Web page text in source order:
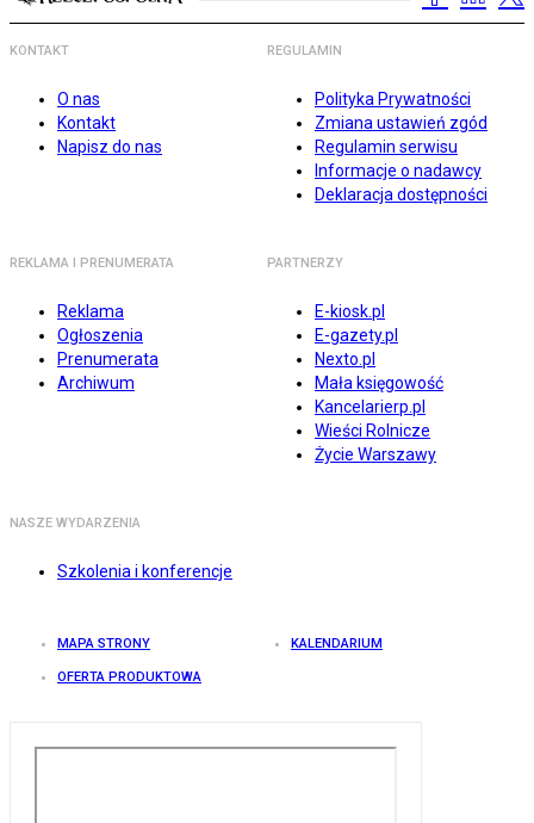
KONTAKT
O nas
Kontakt
Napisz do nas
REGULAMIN
Polityka Prywatności
Zmiana ustawień zgód
Regulamin serwisu
Informacje o nadawcy
Deklaracja dostępności
REKLAMA I PRENUMERATA
Reklama
Ogłoszenia
Prenumerata
Archiwum
PARTNERZY
E-kiosk.pl
E-gazety.pl
Nexto.pl
Mała księgowość
Kancelarierp.pl
Wieści Rolnicze
Życie Warszawy
NASZE WYDARZENIA
Szkolenia i konferencje
MAPA STRONY KALENDARIUM
OFERTA PRODUKTOWA